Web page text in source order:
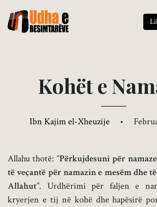
Kohëte Nam
Ibn Kajim el-Xheuzije •
Allahu thotë: “Përkujdesuni për
të veçantë për namazin e mesëm dhe
Allahut”. Urdhërimi për faljen e
kryerjen e tij në kohë dhe hapësirë